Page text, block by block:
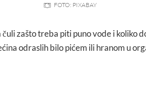
FOTO: PIXABAY
čuli zašto treba piti puno vode i koliko
odraslih bilo pićem ili hranom u